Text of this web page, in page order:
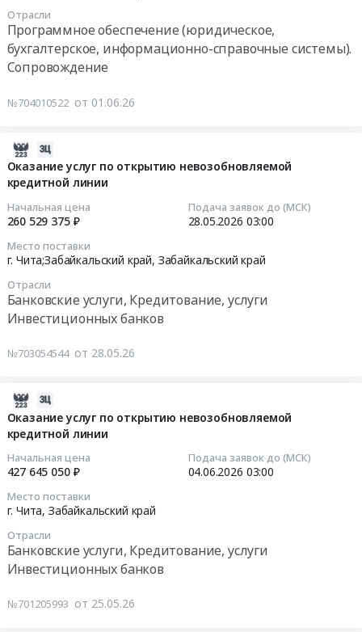
Отрасли
Программное обеспечение (юридическое,
бухгалтерское, информационно-справочные системы).
Сопровождение
№704010522 от 01.06.26
Оказание услуг по открытию невозобновляемой
кредитной линии
Начальная цена
260 529 375 ₽
Подача заявок до (МСК)
28.05.2026 03:00
Место поставки
г. Чита;Забайкальский край, Забайкальский край
Отрасли
Банковские услуги, Кредитование, услуги
Инвестиционных банков
№703054544 от 28.05.26
Оказание услуг по открытию невозобновляемой
кредитной линии
Начальная цена
427 645 050 ₽
Подача заявок до (МСК)
04.06.2026 03:00
Место поставки
г. Чита, Забайкальский край
Отрасли
Банковские услуги, Кредитование, услуги
Инвестиционных банков
№701205993 от 25.05.26